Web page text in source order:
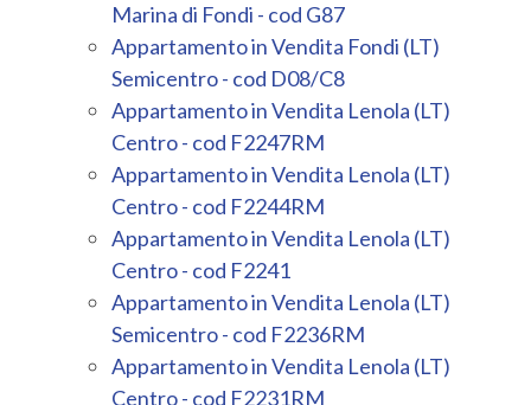
Marina di Fondi - cod G87
Appartamento in Vendita Fondi (LT)
Semicentro - cod D08/C8
Appartamento in Vendita Lenola (LT)
Centro - cod F2247RM
Appartamento in Vendita Lenola (LT)
Centro - cod F2244RM
Appartamento in Vendita Lenola (LT)
Centro - cod F2241
Appartamento in Vendita Lenola (LT)
Semicentro - cod F2236RM
Appartamento in Vendita Lenola (LT)
Centro - cod F2231RM
opzioni
multiscelta
Giardino
Posto auto/Box
Balcone/Terrazzo
Ascensore